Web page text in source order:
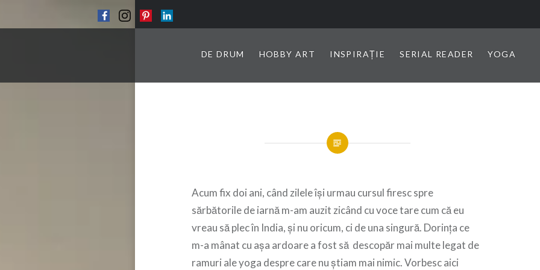
DE DRUM HOBBY ART INSPIRAȚIE SERIAL READER YOGA
Acum fix doi ani, când zilele își urmau cursul firesc spre
sărbătorile de iarnă m-am auzit zicând cu voce tare cum că eu
vreau să plec în India, și nu oricum, ci de una singură. Dorința ce
m-a mânat cu așa ardoare a fost să descopăr mai multe legat de
ramuri ale yoga despre care nu știam mai nimic. Vorbesc aici